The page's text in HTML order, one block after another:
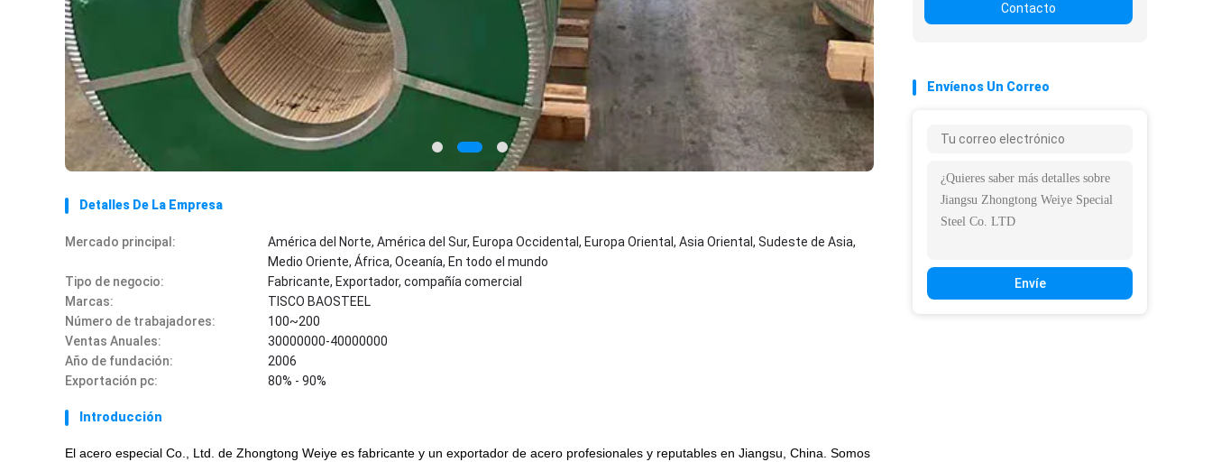
Detalles De La Empresa
Mercado principal:
América del Norte, América del Sur, Europa Occidental, Europa Oriental, Asia Oriental, Sudeste de Asia,
Medio Oriente, África, Oceanía, En todo el mundo
Tipo de negocio:
Fabricante, Exportador, compañía comercial
Marcas:
TISCO BAOSTEEL
Número de trabajadores:
100~200
Ventas Anuales:
30000000-40000000
Año de fundación:
2006
Exportación pc:
80% - 90%
Introducción
El acero especial Co., Ltd. de Zhongtong Weiye es fabricante y un exportador de acero profesionales y reputables en Jiangsu, China. Somos
Contacto
Envíenos Un Correo
Envíe